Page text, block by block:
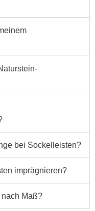
bei Sockelleisten?
imprägnieren?
Maß?